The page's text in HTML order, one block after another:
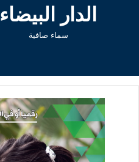
الدار البيضاء
سماء صافية